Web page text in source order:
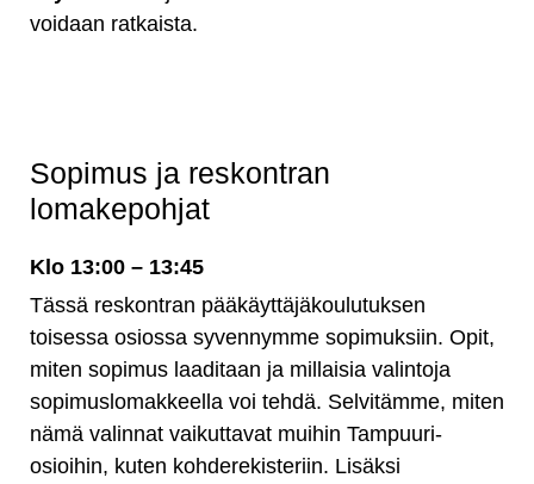
voidaan ratkaista.
Sopimus ja reskontran
lomakepohjat
Klo 13:00 – 13:45
Tässä reskontran pääkäyttäjäkoulutuksen
toisessa osiossa syvennymme sopimuksiin. Opit,
miten sopimus laaditaan ja millaisia valintoja
sopimuslomakkeella voi tehdä. Selvitämme, miten
nämä valinnat vaikuttavat muihin Tampuuri-
osioihin, kuten kohderekisteriin. Lisäksi